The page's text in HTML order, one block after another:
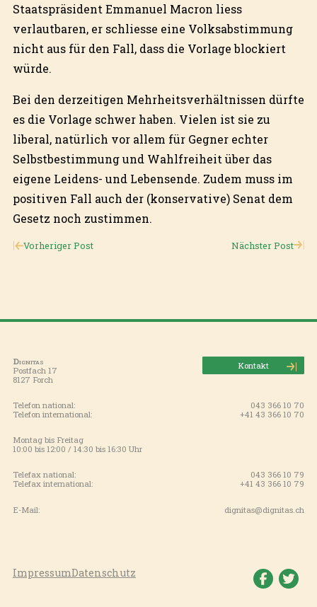
Staatspräsident Emmanuel Macron liess
verlautbaren, er schliesse eine Volksabstimmung
nicht aus für den Fall, dass die Vorlage blockiert
würde.
Bei den derzeitigen Mehrheitsverhältnissen dürfte
es die Vorlage schwer haben. Vielen ist sie zu
liberal, natürlich vor allem für Gegner echter
Selbstbestimmung und Wahlfreiheit über das
eigene Leidens- und Lebensende. Zudem muss im
positiven Fall auch der (konservative) Senat dem
Gesetz noch zustimmen.
Vorheriger Post Nächster Post
Dignitas
Postfach 17
8127 Forch
Kontakt
Telefon national:
043 366 10 70
Telefon international:
+41 43 366 10 70
Montag bis Freitag
10:00 bis 12:00 / 14:30 bis 16:30 Uhr
Telefax national:
043 366 10 79
Telefax international:
+41 43 366 10 79
E-Mail: dignitas@dignitas.ch
ImpressumDatenschutz